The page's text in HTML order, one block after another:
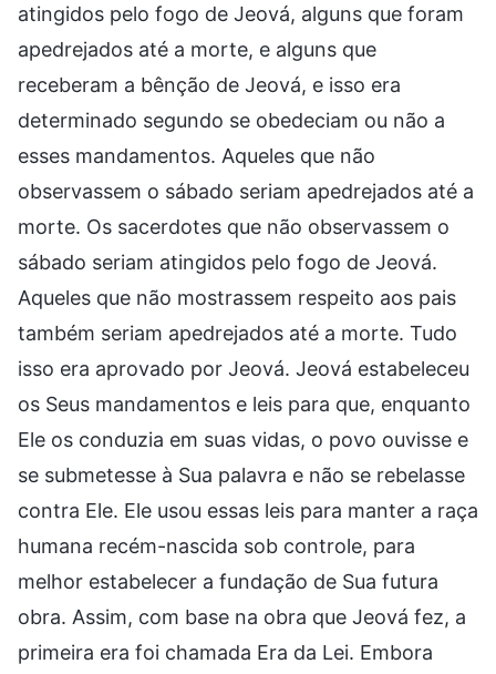
atingidos pelo fogo de Jeová, alguns que foram
apedrejados até a morte, e alguns que
receberam a bênção de Jeová, e isso era
determinado segundo se obedeciam ou não a
esses mandamentos. Aqueles que não
observassem o sábado seriam apedrejados até a
morte. Os sacerdotes que não observassem o
sábado seriam atingidos pelo fogo de Jeová.
Aqueles que não mostrassem respeito aos pais
também seriam apedrejados até a morte. Tudo
isso era aprovado por Jeová. Jeová estabeleceu
os Seus mandamentos e leis para que, enquanto
Ele os conduzia em suas vidas, o povo ouvisse e
se submetesse à Sua palavra e não se rebelasse
contra Ele. Ele usou essas leis para manter a raça
humana recém-nascida sob controle, para
melhor estabelecer a fundação de Sua futura
obra. Assim, com base na obra que Jeová fez, a
primeira era foi chamada Era da Lei. Embora